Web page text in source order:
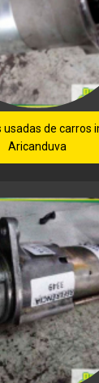
usadas de carros
Aricanduva